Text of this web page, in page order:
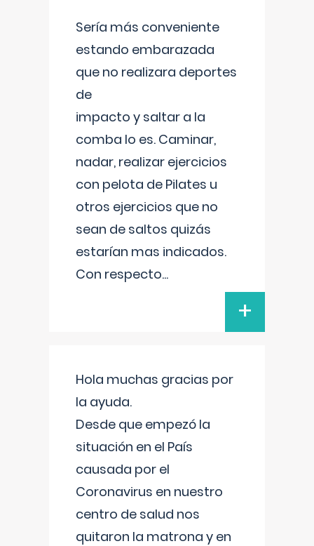
Sería más conveniente
estando embarazada
que no realizara deportes
de
impacto y saltar a la
comba lo es. Caminar,
nadar, realizar ejercicios
con pelota de Pilates u
otros ejercicios que no
sean de saltos quizás
estarían mas indicados.
Con respecto...
+
Hola muchas gracias por
la ayuda.
Desde que empezó la
situación en el País
causada por el
Coronavirus en nuestro
centro de salud nos
quitaron la matrona y en